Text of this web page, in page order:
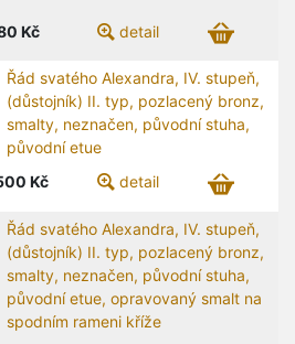
Kč detail
Řád svatého Alexandra, IV. stupeň,
(důstojník) II. typ, pozlacený bronz,
smalty, neznačen, původní stuha,
původní etue
Kč detail
Řád svatého Alexandra, IV. stupeň,
(důstojník) II. typ, pozlacený bronz,
smalty, neznačen, původní stuha,
původní etue, opravovaný smalt na
spodním rameni kříže